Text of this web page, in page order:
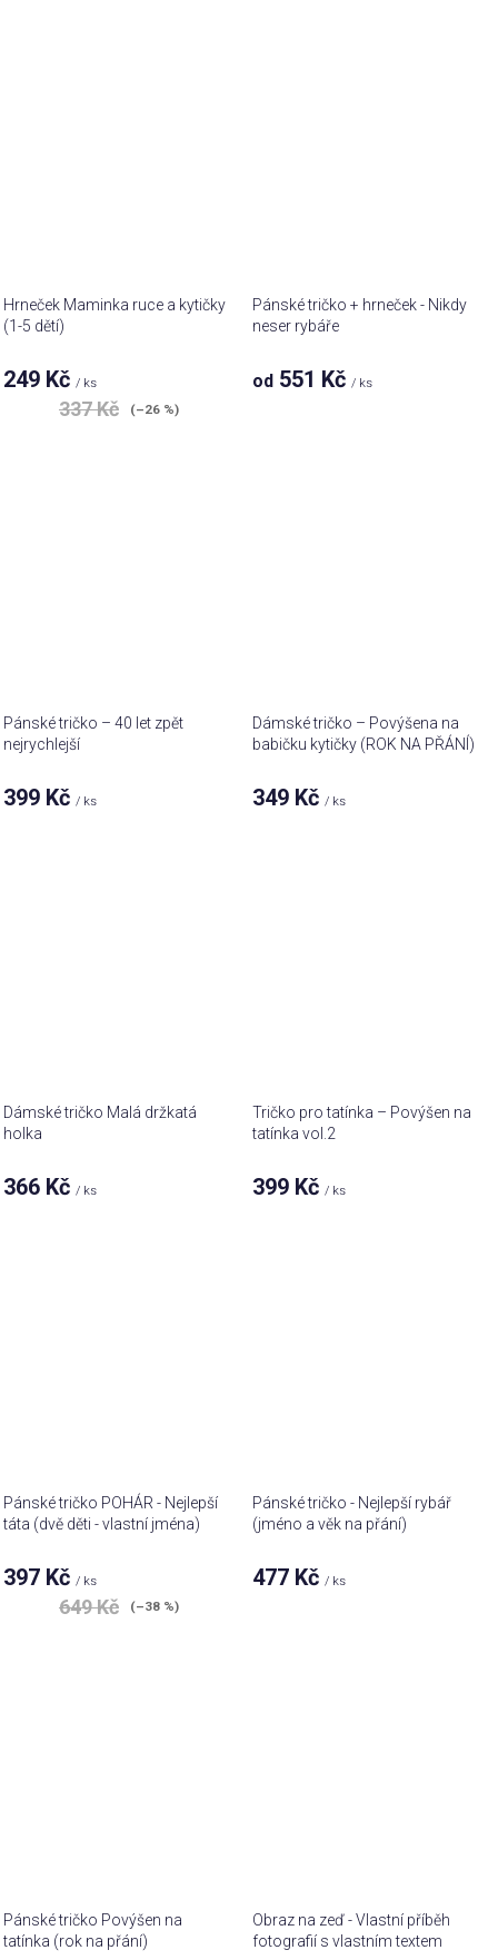
Hrneček Maminka ruce a kytičky
(1-5 dětí)
249 Kč/ ks
337 Kč (–26 %)
Pánské tričko + hrneček - Nikdy
neser rybáře
od 551 Kč/ ks
Pánské tričko – 40 let zpět
nejrychlejší
399 Kč / ks
Dámské tričko – Povýšena na
babičku kytičky (ROK NA PŘÁNÍ)
349 Kč / ks
Dámské tričko Malá držkatá
holka
366 Kč/ ks
Tričko pro tatínka – Povýšen na
tatínka vol.2
399 Kč/ ks
Pánské tričko POHÁR - Nejlepší
táta (dvě děti - vlastní jména)
397 Kč / ks
649 Kč (–38 %)
Pánské tričko - Nejlepší rybář
(jméno a věk na přání)
477 Kč / ks
Pánské tričko Povýšen na
tatínka (rok na přání)
Obraz na zeď - Vlastní příběh
fotografií s vlastním textem